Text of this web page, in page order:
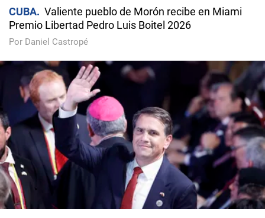
CUBA
Valiente pueblo de Morón recibe en Miami
Premio Libertad Pedro Luis Boitel 2026
Por Daniel Castropé